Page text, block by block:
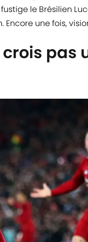
le Brésilien
Encore une fois,
pas